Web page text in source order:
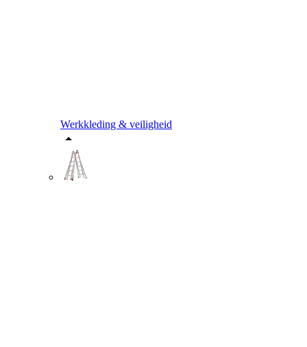
Werkkleding & veiligheid